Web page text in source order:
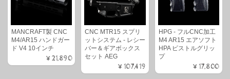
MANCRAFT製 CNC
M4/AR15 ハンドガー
ド V4 10インチ
¥21,890
CNC MTR15 スプリ
ットシステム - レシー
バー＆ギアボックス
セット AEG
¥107,419
HPG - フルCNC加工
M4 AR15 エアソフト
HPA ピストルグリッ
プ
¥17,800